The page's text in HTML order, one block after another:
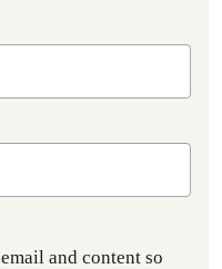
and content so